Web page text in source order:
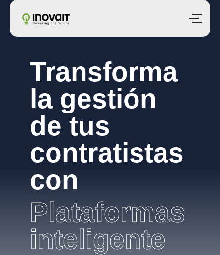
Transforma
la gestión
de tus
contratistas
con
Plataformas
inteligente